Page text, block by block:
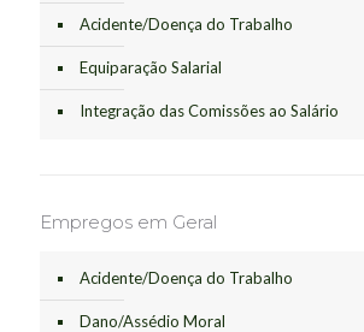
Acidente/Doença do Trabalho
Equiparação Salarial
Integração das Comissões ao Salário
Empregos em Geral
Acidente/Doença do Trabalho
Dano/Assédio Moral